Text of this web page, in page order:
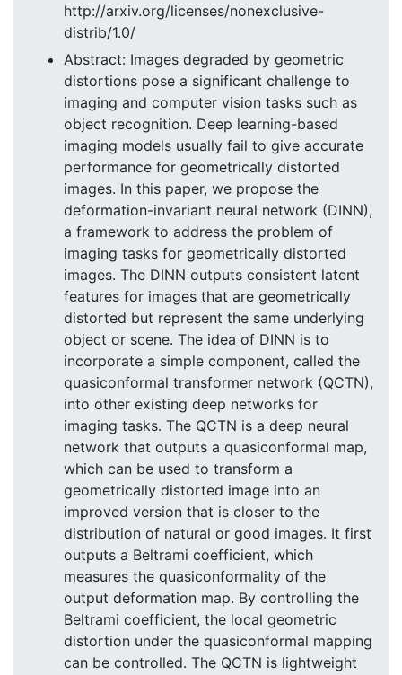
http://arxiv.org/licenses/nonexclusive-
distrib/1.0/
Abstract: Images degraded by geometric
distortions pose a significant challenge to
imaging and computer vision tasks such as
object recognition. Deep learning-based
imaging models usually fail to give accurate
performance for geometrically distorted
images. In this paper, we propose the
deformation-invariant neural network (DINN),
a framework to address the problem of
imaging tasks for geometrically distorted
images. The DINN outputs consistent latent
features for images that are geometrically
distorted but represent the same underlying
object or scene. The idea of DINN is to
incorporate a simple component, called the
quasiconformal transformer network (QCTN),
into other existing deep networks for
imaging tasks. The QCTN is a deep neural
network that outputs a quasiconformal map,
which can be used to transform a
geometrically distorted image into an
improved version that is closer to the
distribution of natural or good images. It first
outputs a Beltrami coefficient, which
measures the quasiconformality of the
output deformation map. By controlling the
Beltrami coefficient, the local geometric
distortion under the quasiconformal mapping
can be controlled. The QCTN is lightweight